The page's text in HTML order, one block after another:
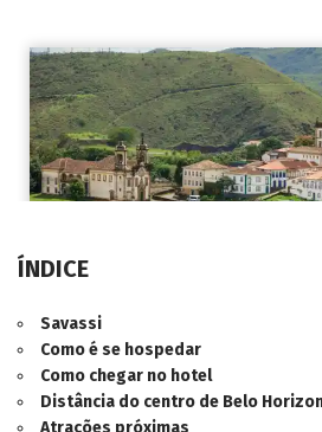
ÍNDICE
Savassi
Como é se hospedar
Como chegar no hotel
Distância do centro de Belo
Atrações próximas